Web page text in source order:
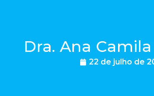
Dra. Ana
22 de julho de